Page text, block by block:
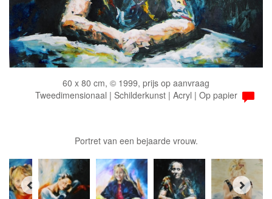
60 x 80 cm, © 1999, prijs op aanvraag
Tweedimensionaal | Schilderkunst | Acryl | Op papier
Portret van een bejaarde vrouw.